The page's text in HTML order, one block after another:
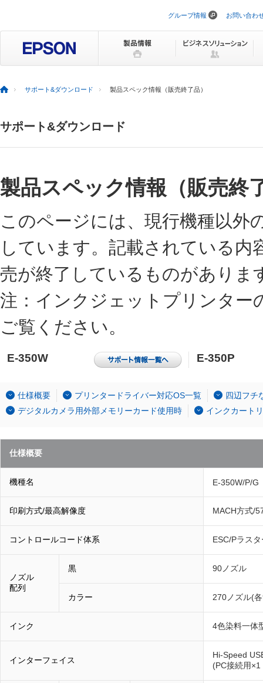
ビ
ョ
を
グループ情報 お問い合わ
サポート&ダウンロード 製品スペック情報（販売終了品）
サポート&ダウンロード
製品スペック情報（販売終
このページには、現行機種以外
しています。記載されている内
売が終了しているものがありま
注：インクジェットプリンター
ご覧ください。
E-350W E-350P
仕様概要 プリンタードライバー対応OS一覧
四辺フチ
デジタルカメラ用外部メモリーカード使用時
インクカート
仕様概要
機種名 E-350W/P/G
印刷方式/最高解像度 MACH方式/
コントロールコード体系 ESC/Pラス
ノズル
配列
黒 90ノズル
カラー 270ノズル(
インク 4色染料一体
インターフェイス
Hi-Speed
(PC接続用